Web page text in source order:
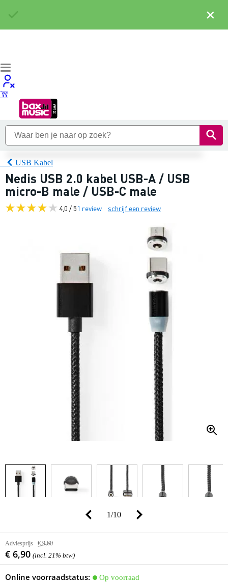
USB Kabel
Nedis USB 2.0 kabel USB-A / USB
micro-B male / USB-C male
4,0 / 51 review schrijf een review
1/10
Adviesprijs € 9,60
€ 6,90 (incl. 21% btw)
Online voorraadstatus:
Op voorraad
×